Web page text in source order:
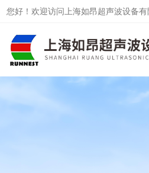
您好！欢迎访问上海如昂超声波设备有